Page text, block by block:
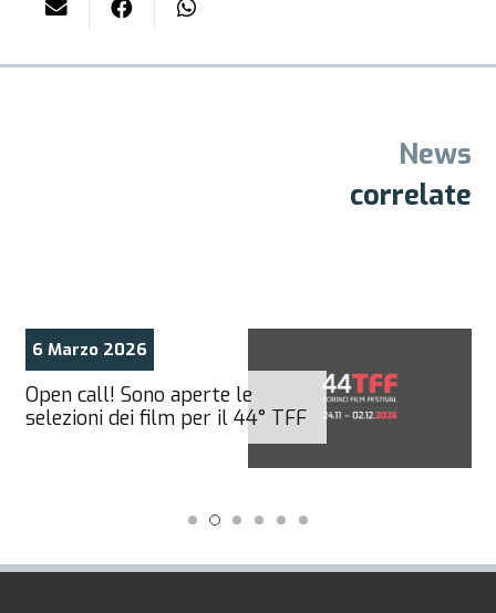
News
correlate
6 Marzo 2026
Open call! Sono aperte le
selezioni dei film per il 44° TFF